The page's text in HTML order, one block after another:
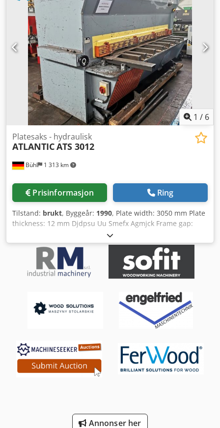
kniv-sylinderne byttet og er helt lufttette. Rotorlageret er i
utmerket stand. Dette er et svært kraftig og raskt anlegg.
Nicholson-avbarkere er driftssikre maskiner! - Minimum
lengde: 200 cm - Minimum diameter: 7,6 cm - Maksimal
diameter: 56 cm - Vekt: 19 190 kg - Maskindimensjoner:
470 x 251 x 335 cm inkludert rotor - Matehastighet opptil
114 m/min (for tiden satt til 95 m/min) Djdpfx Agow D Hy
Sjmock
1 / 6
Bühl 1 313 km
Platesaks - hydraulisk
ATLANTICATS 3012
Prisinformasjon Ring
Tilstand: brukt, Byggeår: 1990, Plate width: 3050 mm Plate
thickness: 12 mm Djdpsu Uu Smefx Agmjck Frame gap:
3100 mm Table height above floor: 900 mm Cutting angle
adjustment: 0.5 - 3° Strokes: 6 - 13 strokes/min Backgauge -
adjustable: 1000 mm Hold-downs: 18 units Oil capacity:
350 l Total power requirement: 22.5 kW Machine weight
approx.: 8 t Machine dimensions (L x W x H): 3.96 x 2.10 x
Annonser her